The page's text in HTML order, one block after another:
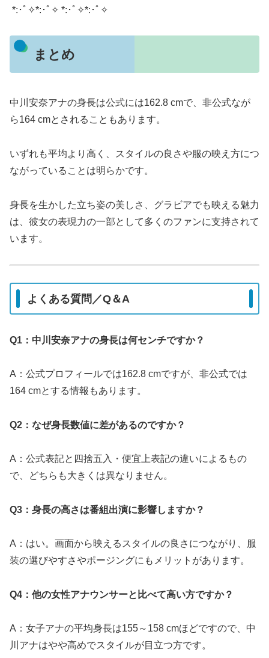
*:･ﾟ✧*:･ﾟ✧ *:･ﾟ✧*:･ﾟ✧
まとめ
中川安奈アナの身長は公式には162.8 cmで、非公式なが
ら164 cmとされることもあります。
いずれも平均より高く、スタイルの良さや服の映え方につ
ながっていることは明らかです。
身長を生かした立ち姿の美しさ、グラビアでも映える魅力
は、彼女の表現力の一部として多くのファンに支持されて
います。
よくある質問／Q＆A
Q1：中川安奈アナの身長は何センチですか？
A：公式プロフィールでは162.8 cmですが、非公式では
164 cmとする情報もあります。
Q2：なぜ身長数値に差があるのですか？
A：公式表記と四捨五入・便宜上表記の違いによるもの
で、どちらも大きくは異なりません。
Q3：身長の高さは番組出演に影響しますか？
A：はい。画面から映えるスタイルの良さにつながり、服
装の選びやすさやポージングにもメリットがあります。
Q4：他の女性アナウンサーと比べて高い方ですか？
A：女子アナの平均身長は155～158 cmほどですので、中
川アナはやや高めでスタイルが目立つ方です。